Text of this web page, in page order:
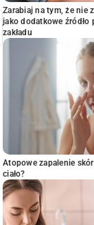
Zarabiaj na tym, że nie
jako dodatkowe
zakładu
Atopowe zapalenie
ciało?